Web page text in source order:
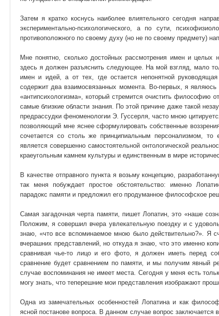
Затем я кратко коснусь наиболее влиятельного сегодня
экспериментально-психологического, а по сути,
противоположного по своему духу (но не по своему предмету)
Мне понятно, сколько достойных рассмотрения имен и
здесь я должен разъяснить следующее. На мой взгляд, мало
имен и идей, а от тех, где остается непонятной
содержит два взаимосвязанных момента. Во-первых, я являюсь
«антипсихологизма», который стремится очистить философию
самые близкие области знания. По этой причине даже такой
предрассудки феноменологии Э. Гуссерля, часто мною
позволяющий мне яснее сформулировать собственные
сочетается со столь же принципиальным персонализмом, то
является совершенно самостоятельной онтологической
краеугольным камнем культуры и единственным в мире
В качестве отправного пункта я возьму концепцию,
так меня побуждает простое обстоятельство: именно
парадокс памяти и предложил его продуманное философское
Самая загадочная черта памяти, пишет Лопатин, это «наше
Положим, я совершил вчера увлекательную поездку и с
знаю, «что все вспоминаемое мною было действительно?». Я
вчерашних представлений, но откуда я знаю, что это именно
сравнивая чье-то лицо и его фото, я должен иметь перед
сравнение будет сравнением по памяти, и мы получим явный
случае воспоминания не имеет места. Сегодня у меня есть
могу знать, что теперешние мои представления изображают
Одна из замечательных особенностей Лопатина и как
ясной постанове вопроса. В данном случае вопрос заключается